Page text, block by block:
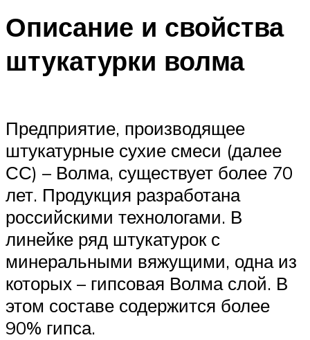
Описание и свойства
штукатурки волма
Предприятие, производящее
штукатурные сухие смеси (далее
СС) – Волма, существует более 70
лет. Продукция разработана
российскими технологами. В
линейке ряд штукатурок с
минеральными вяжущими, одна из
которых – гипсовая Волма слой. В
этом составе содержится более
90% гипса.